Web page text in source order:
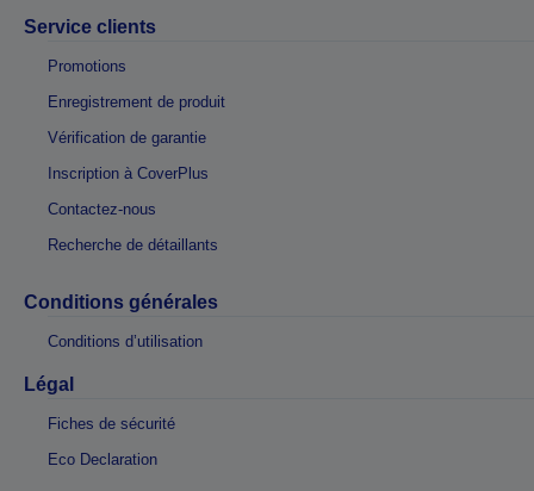
Service clients
Promotions
Enregistrement de produit
Vérification de garantie
Inscription à CoverPlus
Contactez-nous
Recherche de détaillants
Conditions générales
Conditions d’utilisation
Légal
Fiches de sécurité
Eco Declaration